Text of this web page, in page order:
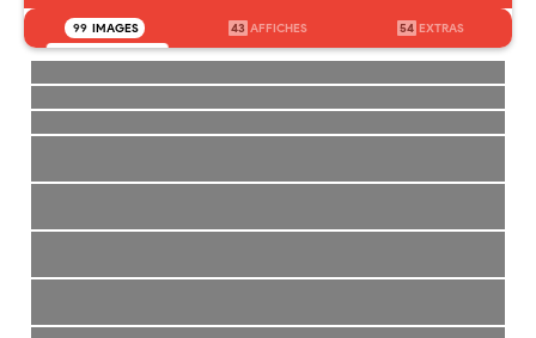
99 IMAGES 43 AFFICHES 54 EXTRAS